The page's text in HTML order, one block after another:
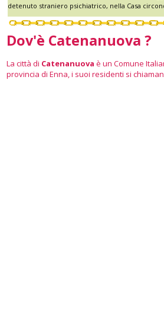
detenuto straniero psichiatrico, nella Casa
Dov'è Catenanuova ?
La città di Catenanuova è un Comune
provincia di Enna, i suoi residenti si